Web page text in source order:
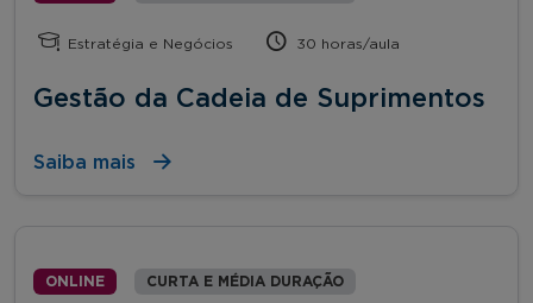
Estratégia e Negócios 30 horas/aula
Gestão da Cadeia de Suprimentos
Saiba mais
ONLINE CURTA E MÉDIA DURAÇÃO